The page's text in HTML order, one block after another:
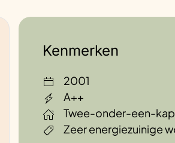
Kenmerken
2001
A++
Twee-onder-een-
Zeer energiezuinige